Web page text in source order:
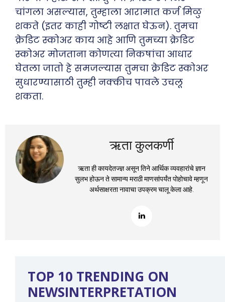
चांगला असल्यास, तुम्हाला आरामात कर्ज मिळु
शकते (इतर काही गोष्टी लक्षात घेऊन). तुमचा
क्रेडिट स्कोअर काय आहे आणि तुमच्या क्रेडिट
स्कोअर मोजताना कोणत्या निकषांचा आधार
घेतला जातो हे समजल्यास तुमचा क्रेडिट स्कोअर
सुधारण्यासाठी तुम्ही नक्कीच पावले उचलू
शकता.
ऋता कुलकर्णी
ऋता ही कायदेतज्ज्ञ असून तिने आर्थिक व्यवहारांचे ज्ञान
सुलभ होऊन ते सामान्य मराठी माणसांपर्यंत पोहोचावे म्हणून
अर्थसाक्षरता नावाचा उपक्रम चालू केला आहे.
TOP 10 TRENDING ON
NEWSINTERPRETATION